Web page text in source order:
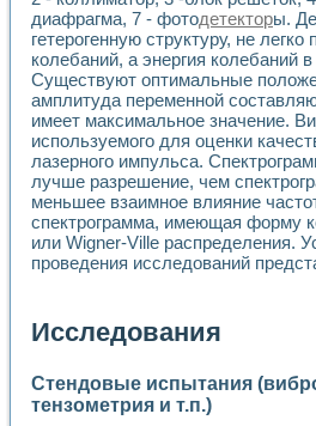
диафрагма, 7 - фотодетекторы.
гетерогенную структуру, не
колебаний, а энергия колебаний
Существуют оптимальные
амплитуда переменной
имеет максимальное значение.
используемого для оценки
лазерного импульса.
лучше разрешение, чем
меньшее взаимное влияние
спектрограмма, имеющая форму
или Wigner-Ville распределения.
проведения исследований
Исследования
Стендовые испытания
тензометрия и т.п.)